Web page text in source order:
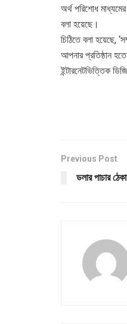
অর্থ পরিশোধ
বলা হয়েছে।
চিঠিতে বলা হয়েছে,
আপনার প্রতিষ্ঠান
ইন্টারনেটভিত্তিক
Previous Post
ডলার পাচার